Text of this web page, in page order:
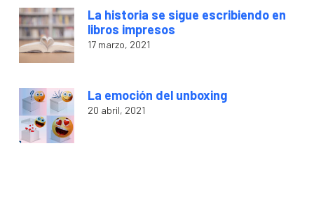
La historia se sigue escribiendo en
libros impresos
17 marzo, 2021
La emoción del unboxing
20 abril, 2021